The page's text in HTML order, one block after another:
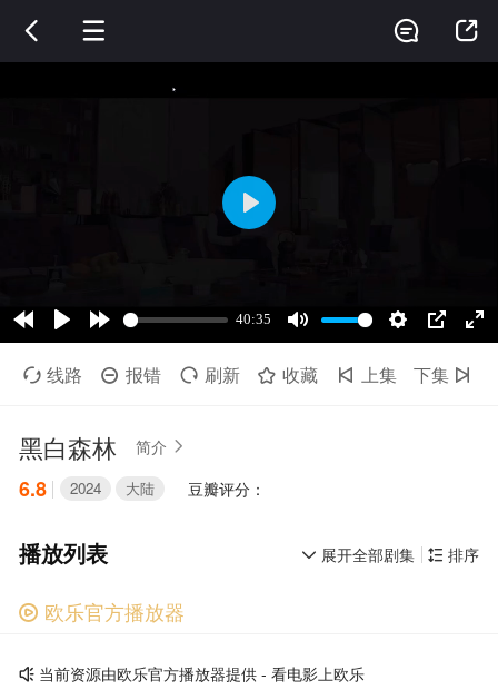
 


 线路  报错  刷新  收藏  上集 下集 
黑白森林 简介 
6.8 豆瓣评分：
2024 大陆
 排序
 展开全部剧集
播放列表
 欧乐官方播放器
当前资源由欧乐官方播放器提供 - 看电影上欧乐